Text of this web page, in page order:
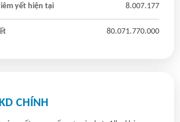
yết hiện tại 8.007.177
80.071.770.000
CHÍNH